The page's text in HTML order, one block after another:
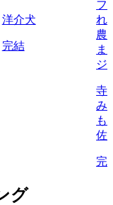
洋介犬
完結
フ
れ
農
ま
ジ
寺
み
も
佐
完
グ